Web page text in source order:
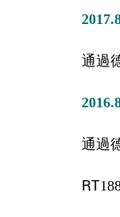
通過
通過